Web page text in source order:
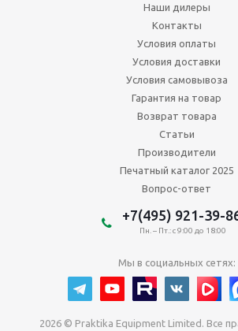
Наши дилеры
Контакты
Условия оплаты
Условия доставки
Условия самовывоза
Гарантия на товар
Возврат товара
Статьи
Производители
Печатный каталог 2025
Вопрос-ответ
+7(495) 921-39-
Пн. – Пт.: с 9:00 до 18:00
Мы в социальных сетях:
2026 © Praktika Equipment Limited. Все